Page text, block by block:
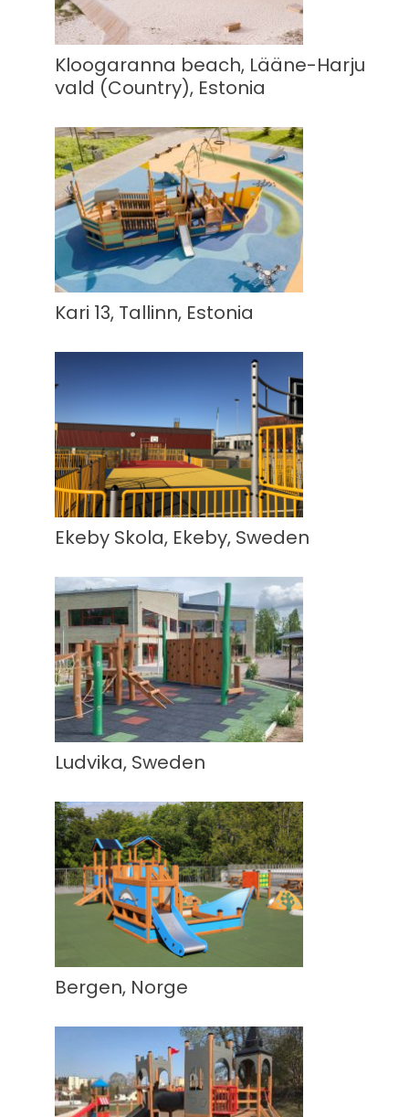
Kloogaranna beach, Lääne-Harju
vald (Country), Estonia
Kari 13, Tallinn, Estonia
Ekeby Skola, Ekeby, Sweden
Ludvika, Sweden
Bergen, Norge